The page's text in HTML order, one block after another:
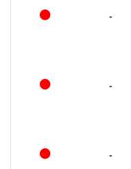
-
-
-